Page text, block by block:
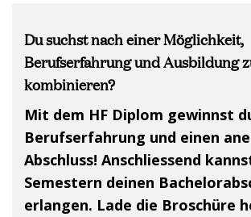
Du suchst nach einer Möglichkeit,
Berufserfahrung und Ausbildung
kombinieren?
Mit dem HF Diplom gewinnst
Berufserfahrung und einen
Abschluss! Anschliessend
Semestern deinen
erlangen. Lade die Broschüre